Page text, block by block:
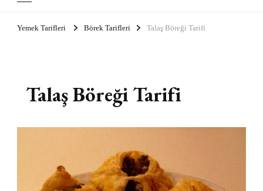
Yemek Tarifleri Börek Tarifleri Talaş Böreği Tarifi
Talaş Böreği Tarifi